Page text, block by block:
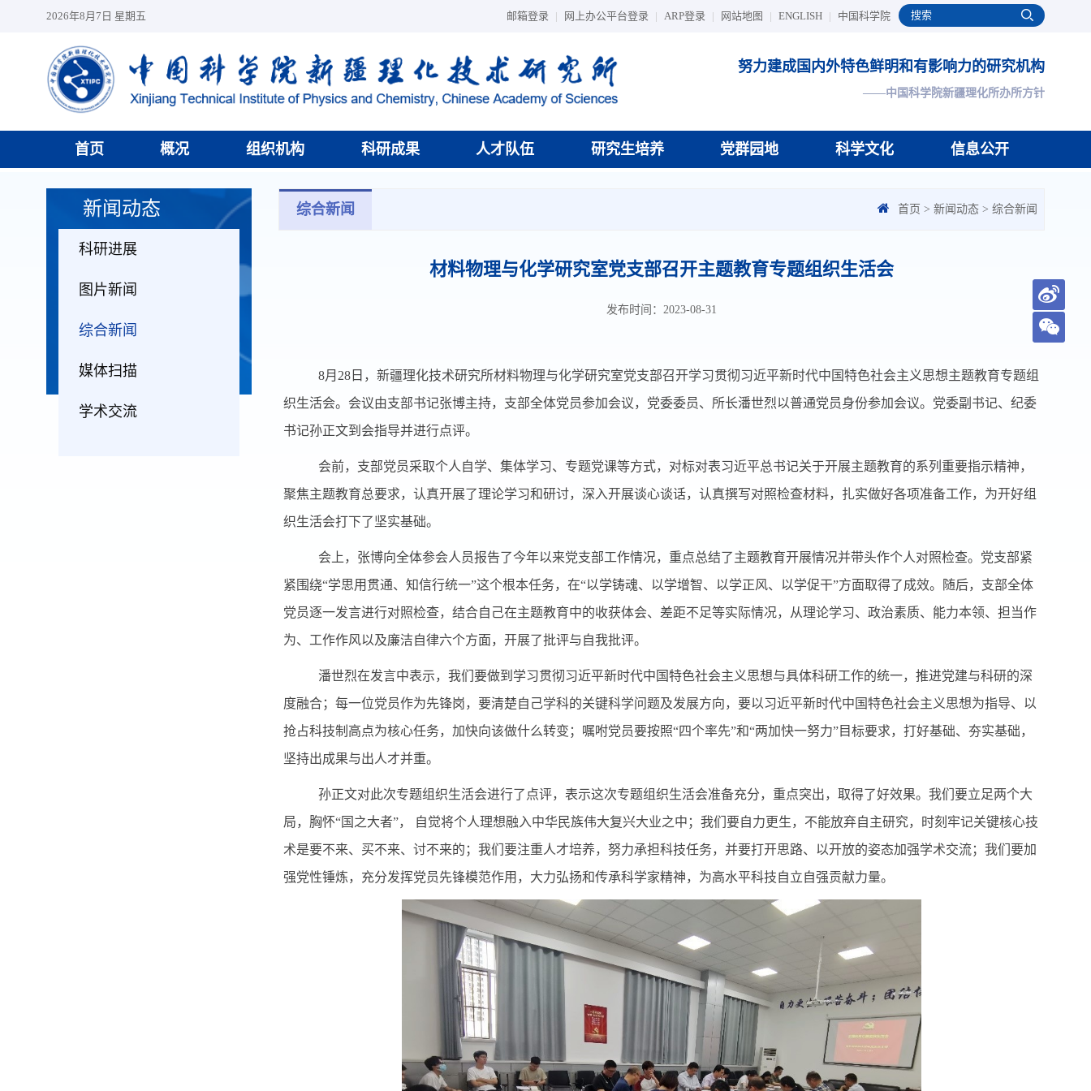
2026年8月7日 星期五 邮箱登录 | 网上办公平台登录 | ARP登录 | 网站地图 | ENGLISH | 中国科学院
努力建成国内外特色鲜明和有影响力的研究机构
——中国科学院新疆理化所办所方针
首页 概况 组织机构 科研成果 人才队伍 研究生培养 党群园地 科学文化 信息公开
新闻动态
科研进展
图片新闻
综合新闻
媒体扫描
学术交流
综合新闻 首页 > 新闻动态 > 综合新闻
材料物理与化学研究室党支部召开主题教育专题组织生活会
发布时间：2023-08-31
8月 28日，新疆理化技术研究所材料物理与化学研究室党支部召开学习贯彻习近平新时代中国特色社会主义思想主题教育专题组
织生活会。会议由支部书记张博主持，支部全体党员参加会议，党委委员、所长潘世烈以普通党员身份参加会议。党委副书记、纪委
书记孙正文到会指导并进行点评。
会前，支部党员采取个人自学、集体学习、专题党课等方式，对标对表习近平总书记关于开展主题教育的系列重要指示精神，
聚焦主题教育总要求，认真开展了理论学习和研讨，深入开展谈心谈话，认真撰写对照检查材料，扎实做好各项准备工作，为开好组
织生活会打下了坚实基础。
会上，张博向全体参会人员报告了今年以来党支部工作情况，重点总结了主题教育开展情况并带头作个人对照检查。党支部紧
紧围绕“学思用贯通、知信行统一”这个根本任务，在“以学铸魂、以学增智、以学正风、以学促干”方面取得了成效。随后，支部全体
党员逐一发言进行对照检查，结合自己在主题教育中的收获体会、差距不足等实际情况，从理论学习、政治素质、能力本领、担当作
为、工作作风以及廉洁自律六个方面，开展了批评与自我批评。
潘世烈在发言中表示，我们要做到学习贯彻习近平新时代中国特色社会主义思想与具体科研工作的统一，推进党建与科研的深
度融合；每一位党员作为先锋岗，要清楚自己学科的关键科学问题及发展方向，要以习近平新时代中国特色社会主义思想为指导、以
抢占科技制高点为核心任务，加快向该做什么转变；嘱咐党员要按照“四个率先”和“两加快一努力”目标要求，打好基础、夯实基础，
坚持出成果与出人才并重。
孙正文对此次专题组织生活会进行了点评，表示这次专题组织生活会准备充分，重点突出，取得了好效果。我们要立足两个大
局，胸怀“国之大者”， 自觉将个人理想融入中华民族伟大复兴大业之中；我们要自力更生，不能放弃自主研究，时刻牢记关键核心技
术是要不来、买不来、讨不来的；我们要注重人才培养，努力承担科技任务，并要打开思路、以开放的姿态加强学术交流；我们要加
强党性锤炼，充分发挥党员先锋模范作用，大力弘扬和传承科学家精神，为高水平科技自立自强贡献力量。